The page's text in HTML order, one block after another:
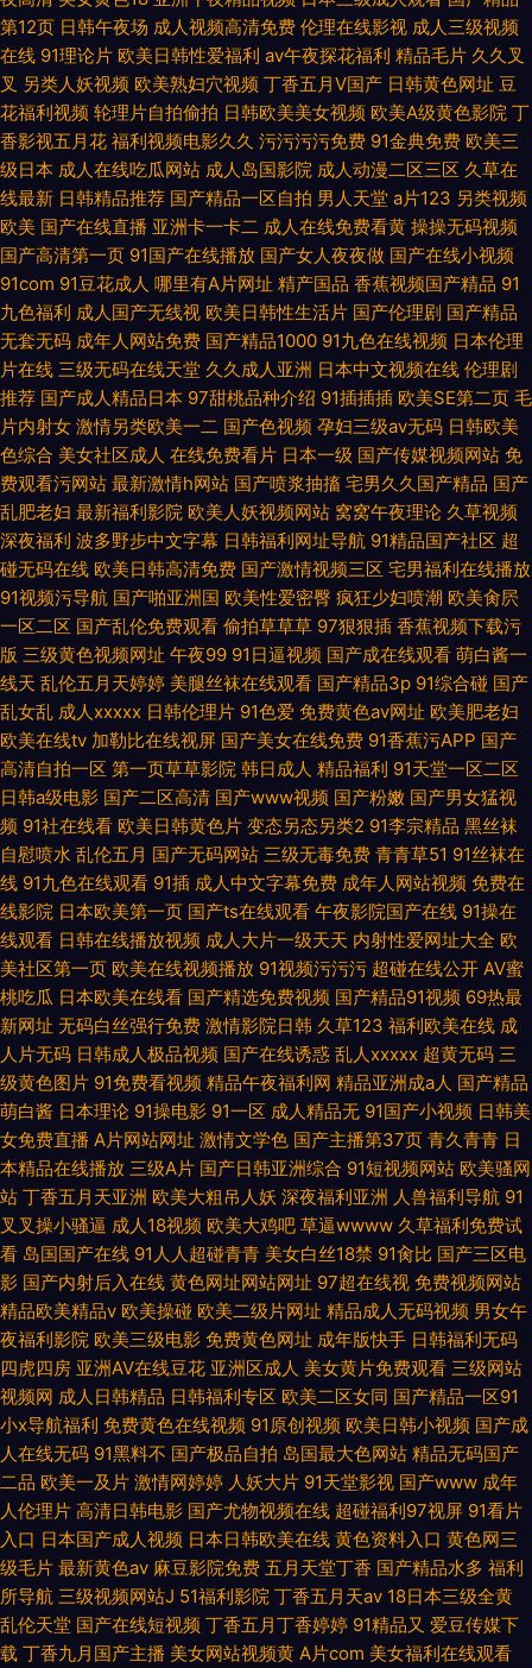
第12页 日韩午夜场 成人视频高清免费 伦理在线影视 成人三级视频
在线 91理论片 欧美日韩性爱福利 av午夜探花福利 精品毛片 久久叉
叉 另类人妖视频 欧美熟妇穴视频 丁香五月V国产 日韩黄色网址 豆
花福利视频 轮理片自拍偷拍 日韩欧美美女视频 欧美A级黄色影院 丁
香影视五月花 福利视频电影久久 污污污污免费 91金典免费 欧美三
级日本 成人在线吃瓜网站 成人岛国影院 成人动漫二区三区 久草在
线最新 日韩精品推荐 国产精品一区自拍 男人天堂 a片123 另类视频
欧美 国产在线直播 亚洲卡一卡二 成人在线免费看黄 操操无码视频
国产高清第一页 91国产在线播放 国产女人夜夜做 国产在线小视频
91com 91豆花成人 哪里有A片网址 精产国品 香蕉视频国产精品 91
九色福利 成人国产无线视 欧美日韩性生活片 国产伦理剧 国产精品
无套无码 成年人网站免费 国产精品1000 91九色在线视频 日本伦理
片在线 三级无码在线天堂 久久成人亚洲 日本中文视频在线 伦理剧
推荐 国产成人精品日本 97甜桃品种介绍 91插插插 欧美SE第二页 毛
片内射女 激情另类欧美一二 国产色视频 孕妇三级av无码 日韩欧美
色综合 美女社区成人 在线免费看片 日本一级 国产传媒视频网站 免
费观看污网站 最新激情h网站 国产喷浆抽搐 宅男久久国产精品 国产
乱肥老妇 最新福利影院 欧美人妖视频网站 窝窝午夜理论 久草视频
深夜福利 波多野步中文字幕 日韩福利网址导航 91精品国产社区 超
碰无码在线 欧美日韩高清免费 国产激情视频三区 宅男福利在线播放
91视频污导航 国产啪亚洲国 欧美性爱密臀 疯狂少妇喷潮 欧美肏屄
一区二区 国产乱伦免费观看 偷拍草草草 97狠狠插 香蕉视频下载污
版 三级黄色视频网址 午夜99 91日逼视频 国产成在线观看 萌白酱一
线天 乱伦五月天婷婷 美腿丝袜在线观看 国产精品3p 91综合碰 国产
乱女乱 成人xxxxx 日韩伦理片 91色爱 免费黄色av网址 欧美肥老妇
欧美在线tv 加勒比在线视屏 国产美女在线免费 91香蕉污APP 国产
高清自拍一区 第一页草草影院 韩日成人 精品福利 91天堂一区二区
日韩a级电影 国产二区高清 国产www视频 国产粉嫩 国产男女猛视
频 91社在线看 欧美日韩黄色片 变态另态另类2 91李宗精品 黑丝袜
自慰喷水 乱伦五月 国产无码网站 三级无毒免费 青青草51 91丝袜在
线 91九色在线观看 91插 成人中文字幕免费 成年人网站视频 免费在
线影院 日本欧美第一页 国产ts在线观看 午夜影院国产在线 91操在
线观看 日韩在线播放视频 成人大片一级天天 内射性爱网址大全 欧
美社区第一页 欧美在线视频播放 91视频污污污 超碰在线公开 AV蜜
桃吃瓜 日本欧美在线看 国产精选免费视频 国产精品91视频 69热最
新网址 无码白丝强行免费 激情影院日韩 久草123 福利欧美在线 成
人片无码 日韩成人极品视频 国产在线诱惑 乱人xxxxx 超黄无码 三
级黄色图片 91免费看视频 精品午夜福利网 精品亚洲成a人 国产精品
萌白酱 日本理论 91操电影 91一区 成人精品无 91国产小视频 日韩美
女免费直播 A片网站网址 激情文学色 国产主播第37页 青久青青 日
本精品在线播放 三级A片 国产日韩亚洲综合 91短视频网站 欧美骚网
站 丁香五月天亚洲 欧美大粗吊人妖 深夜福利亚洲 人兽福利导航 91
叉叉操小骚逼 成人18视频 欧美大鸡吧 草逼wwww 久草福利免费试
看 岛国国产在线 91人人超碰青青 美女白丝18禁 91肏比 国产三区电
影 国产内射后入在线 黄色网址网站网址 97超在线视 免费视频网站
精品欧美精品v 欧美操碰 欧美二级片网址 精品成人无码视频 男女午
夜福利影院 欧美三级电影 免费黄色网址 成年版快手 日韩福利无码
四虎四房 亚洲AV在线豆花 亚洲区成人 美女黄片免费观看 三级网站
视频网 成人日韩精品 日韩福利专区 欧美二区女同 国产精品一区91
小x导航福利 免费黄色在线视频 91原创视频 欧美日韩小视频 国产成
人在线无码 91黑料不 国产极品自拍 岛国最大色网站 精品无码国产
二品 欧美一及片 激情网婷婷 人妖大片 91天堂影视 国产www 成年
人伦理片 高清日韩电影 国产尤物视频在线 超碰福利97视屏 91看片
入口 日本国产成人视频 日本日韩欧美在线 黄色资料入口 黄色网三
级毛片 最新黄色av 麻豆影院免费 五月天堂丁香 国产精品水多 福利
所导航 三级视频网站J 51福利影院 丁香五月天av 18日本三级全黄
乱伦天堂 国产在线短视频 丁香五月丁香婷婷 91精品又 爱豆传媒下
载 丁香九月国产主播 美女网站视频黄 A片com 美女福利在线观看